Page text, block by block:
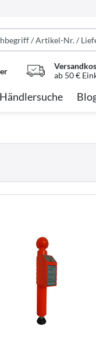
ab 50 €
Händlersuche